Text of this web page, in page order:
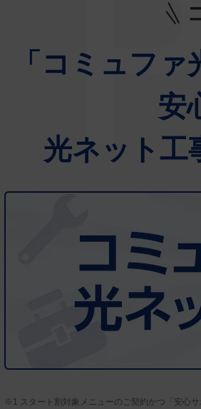
「コミュフ
安
光ネット工
※1 スタート割対象メニューのご契約かつ「安心